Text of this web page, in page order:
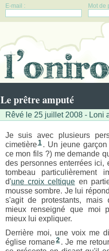
E-mail : Mot de
Le prêtre amputé
Rêvé le 25 juillet 2008 - Loni
Je suis avec plusieurs
cimetière1 . Un jeune
ce mon fils ?) me demande
des personnes enterrées ici,
tombeau particulièrement
d'une croix celtique en
mousse sombre. Je lui
s'agit de protestants, mais
mieux renseigné que moi
mieux lui expliquer.
Derrière moi, une voix me
église romane2 . Je me